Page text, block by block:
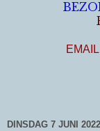
DINSDAG 7 JUNI 2022